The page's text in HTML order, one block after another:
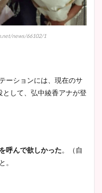
news/66102/1
ーションには、現在のサ
して、弘中綾香アナが登
呼んで欲しかった。（自
。